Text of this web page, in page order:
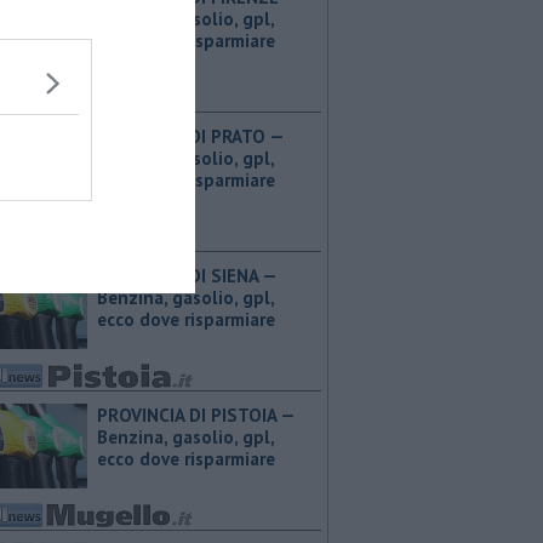
Benzina, gasolio, gpl,
ecco dove risparmiare
PROVINCIA DI PRATO — ​
Benzina, gasolio, gpl,
ecco dove risparmiare
PROVINCIA DI SIENA — ​
Benzina, gasolio, gpl,
ecco dove risparmiare
PROVINCIA DI PISTOIA — ​
Benzina, gasolio, gpl,
ecco dove risparmiare